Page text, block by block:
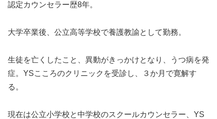
認定カウンセラー歴8年。
大学卒業後、公立高等学校で養護教諭として勤務。
生徒を亡くしたこと、異動がきっかけとなり、うつ病を発
症。YSこころのクリニックを受診し、３か月で寛解す
る。
現在は公立小学校と中学校のスクールカウンセラー、YS